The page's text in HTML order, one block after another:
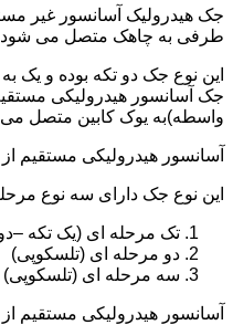
جک هیدرولیک آسانسور غیر
طرفی به چاهک متصل می شود
این نوع جک دو تکه بوده و یک
جک آسانسور هیدرولیکی
واسطه)به یوک کابین متصل
آسانسور هیدرولیکی مستقیم از
این نوع جک دارای سه نوع
تک مرحله ای (یک تکه
دو مرحله ای (تلسکوپی)
سه مرحله ای (تلسکوپی)
آسانسور هیدرولیکی مستقیم از